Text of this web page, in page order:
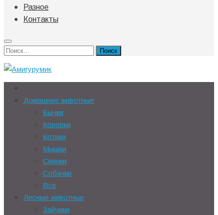
Разное
Контакты
Найти:
Домашние животные
Бычки
Коровки
Котики
Мышки
Свинки
Собачки
Все
Лесные животные
Зайчики